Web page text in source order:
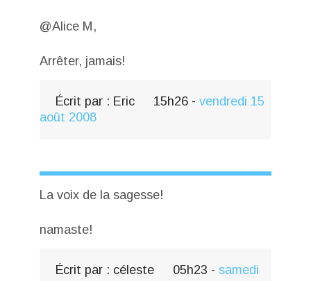
@Alice M,
Arrêter, jamais!
Écrit par : Eric 15h26 -vendredi 15
août 2008
La voix de la sagesse!
namaste!
Écrit par : céleste 05h23 - samedi